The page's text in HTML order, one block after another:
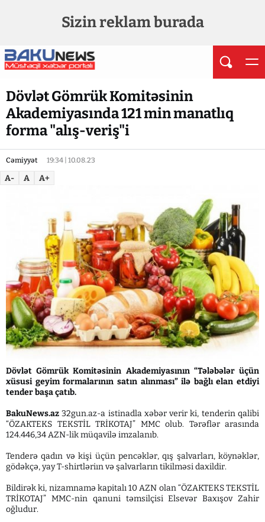
Sizin reklam burada
Dövlət Gömrük Komitəsinin
Akademiyasında 121 min manatlıq
forma "alış-veriş"i
Cəmiyyət 19:34 | 10.08.23
A- A A+
Dövlət Gömrük Komitəsinin Akademiyasının “Tələbələr üçün
xüsusi geyim formalarının satın alınması” ilə bağlı elan etdiyi
tender başa çatıb.
BakuNews.az 32gun.az-a istinadla xəbər verir ki, tenderin qalibi
“ÖZAKTEKS TEKSTİL TRİKOTAJ” MMC olub. Tərəflər arasında
124.446,34 AZN-lik müqavilə imzalanıb.
Tenderə qadın və kişi üçün pencəklər, qış şalvarları, köynəklər,
gödəkçə, yay T-shirtləriın və şalvarların tikilməsi daxildir.
Bildirək ki, nizamnamə kapitalı 10 AZN olan “ÖZAKTEKS TEKSTİL
TRİKOTAJ” MMC-nin qanuni təmsilçisi Elsevər Baxışov Zahir
oğludur.